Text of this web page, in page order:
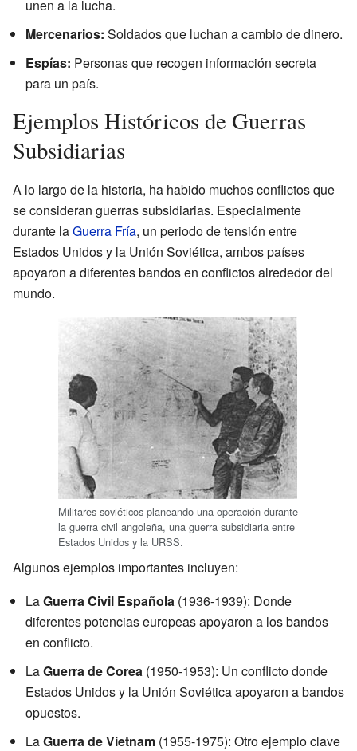
unen a la lucha.
Mercenarios: Soldados que luchan a cambio de dinero.
Espías: Personas que recogen información secreta
para un país.
Ejemplos Históricos de Guerras
Subsidiarias
A lo largo de la historia, ha habido muchos conflictos que
se consideran guerras subsidiarias. Especialmente
durante laGuerra Fría, un periodo de tensión entre
Estados Unidos y la Unión Soviética, ambos países
apoyaron a diferentes bandos en conflictos alrededor del
mundo.
Militares soviéticos planeando una operación durante
la guerra civil angoleña, una guerra subsidiaria entre
Estados Unidos y la URSS.
Algunos ejemplos importantes incluyen:
LaGuerra Civil Española (1936-1939): Donde
diferentes potencias europeas apoyaron a los bandos
en conflicto.
LaGuerra de Corea (1950-1953): Un conflicto donde
Estados Unidos y la Unión Soviética apoyaron a bandos
opuestos.
LaGuerra de Vietnam (1955-1975): Otro ejemplo clave